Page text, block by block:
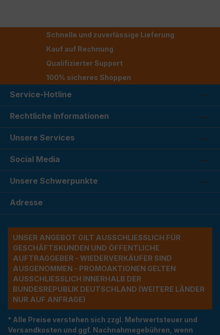
Schnelle und zuverlässige Lieferung
Kauf auf Rechnung
Qualifizierter Support
100% sicheres Shoppen
Service-Hotline
Rechtliche Informationen
Unsere Services
Social Media
Unsere Schwerpunkte
Adresse
UNSER ANGEBOT GILT AUSSCHLIESSLICH FÜR G
ESCHÄFTSKUNDEN UND ÖFFENTLICHE A
UFTRAGGEBER - WIEDERVERKÄUFER SIND A
USGENOMMEN - PROMOAKTIONEN GELTEN A
USSCHLIESSLICH INNERHALB DER BU
NDESREPUBLIK DEUTSCHLAND (WEITERE LÄNDER NU
R AUF ANFRAGE)
* Alle Preise verstehen sich zzgl. Mehrwertsteuer und
Versandkosten und ggf. Nachnahmegebühren, wenn